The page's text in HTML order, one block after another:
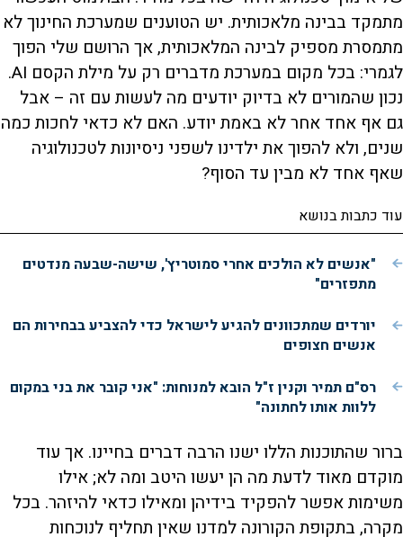
מתמקד בבינה מלאכותית. יש הטוענים שמערכת החינוך לא
מתמסרת מספיק לבינה המלאכותית, אך הרושם שלי הפוך
לגמרי: בכל מקום במערכת מדברים רק על מילת הקסם AI.
נכון שהמורים לא בדיוק יודעים מה לעשות עם זה – אבל
גם אף אחד אחר לא באמת יודע. האם לא כדאי לחכות כמה
שנים, ולא להפוך את ילדינו לשפני ניסיונות לטכנולוגיה
שאף אחד לא מבין עד הסוף?
עוד כתבות בנושא
"אנשים לא הולכים אחרי סמוטריץ', שישה-שבעה מנדטים
מתפזרים"
יורדים שמתכוונים להגיע לישראל כדי להצביע בבחירות הם
אנשים חצופים
רס"ם תמיר וקנין ז"ל הובא למנוחות: "אני קובר את בני במקום
ללוות אותו לחתונה"
ברור שהתוכנות הללו ישנו הרבה דברים בחיינו. אך עוד
מוקדם מאוד לדעת מה הן יעשו היטב ומה לא; אילו
משימות אפשר להפקיד בידיהן ומאילו כדאי להיזהר. בכל
מקרה, בתקופת הקורונה למדנו שאין תחליף לנוכחות